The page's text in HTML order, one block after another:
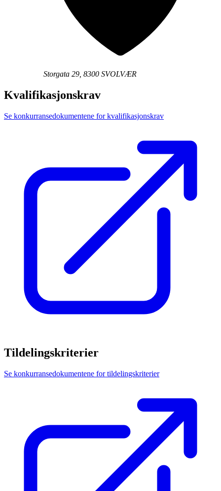
Storgata 29, 8300 SVOLVÆR
Kvalifikasjonskrav
Se konkurransedokumentene for kvalifikasjonskrav
Tildelingskriterier
Se konkurransedokumentene for tildelingskriterier